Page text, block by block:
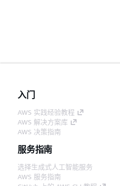
入门
AWS 实践经验教程
AWS 解决方案库
AWS 决策指南
服务指南
选择生成式人工智能服务
AWS 服务指南